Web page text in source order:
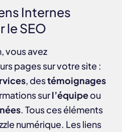
Internes
SEO
vous avez
pages sur votre site :
, destémoignages
surl’équipeou
. Tous ces éléments
numérique. Les liens